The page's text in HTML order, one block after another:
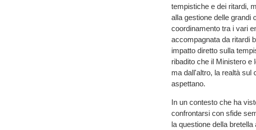
tempistiche e dei ritardi,
alla gestione delle grandi
coordinamento tra i vari
accompagnata da ritardi
impatto diretto sulla
ribadito che il Ministero e
ma dall'altro, la realtà sul
aspettano.
In un contesto che ha
confrontarsi con sfide
la questione della